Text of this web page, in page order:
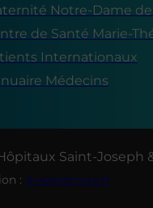
Notre-Dame
de Santé Marie-
Internationaux
Médecins
Saint-Joseph
: givememore.fr